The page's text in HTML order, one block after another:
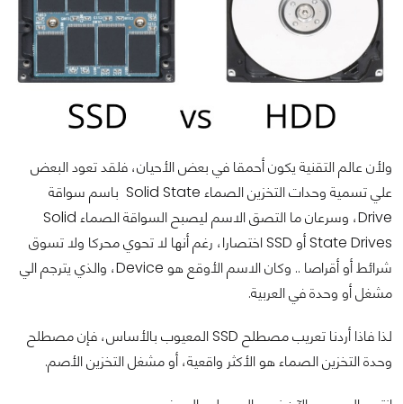
ولأن عالم التقنية يكون أحمقا في بعض الأحيان، فلقد تعود البعض
علي تسمية وحدات التخزين الصماء Solid State باسم سواقة
Drive، وسرعان ما التصق الاسم ليصبح السواقة الصماء Solid
State Drives أو SSD اختصارا، رغم أنها لا تحوي محركا ولا تسوق
شرائط أو أقراصا .. وكان الاسم الأوقع هو Device، والذي يترجم الي
مشغل أو وحدة في العربية.
لذا فاذا أردنا تعريب مصطلح SSD المعيوب بالأساس، فإن مصطلح
وحدة التخزين الصماء هو الأكثر واقعية، أو مشغل التخزين الأصم.